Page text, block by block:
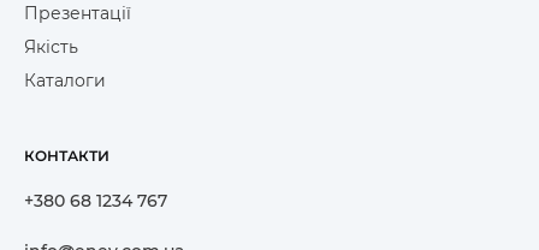
Презентації
Якість
Каталоги
КОНТАКТИ
+380 68 1234 767